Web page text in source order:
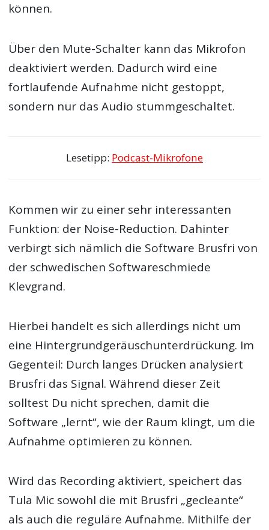
können.
Über den Mute-Schalter kann das Mikrofon
deaktiviert werden. Dadurch wird eine
fortlaufende Aufnahme nicht gestoppt,
sondern nur das Audio stummgeschaltet.
Lesetipp: Podcast-Mikrofone
Kommen wir zu einer sehr interessanten
Funktion: der Noise-Reduction. Dahinter
verbirgt sich nämlich die Software Brusfri von
der schwedischen Softwareschmiede
Klevgrand.
Hierbei handelt es sich allerdings nicht um
eine Hintergrundgeräuschunterdrückung. Im
Gegenteil: Durch langes Drücken analysiert
Brusfri das Signal. Während dieser Zeit
solltest Du nicht sprechen, damit die
Software „lernt“, wie der Raum klingt, um die
Aufnahme optimieren zu können.
Wird das Recording aktiviert, speichert das
Tula Mic sowohl die mit Brusfri „gecleante“
als auch die reguläre Aufnahme. Mithilfe der